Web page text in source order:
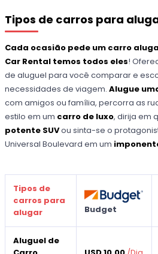
Tipos de carros para
Cada ocasião pede um carro
Car Rental temos todos eles!
de aluguel para você comparar e
necessidades de viagem.Alugue
com amigos ou família, percorra as
estilo em um carro de luxo, dirija em
potente SUVou sinta-se o
Universal Boulevard em um
Tipos de
carros para
alugar
Budget
Aluguel de